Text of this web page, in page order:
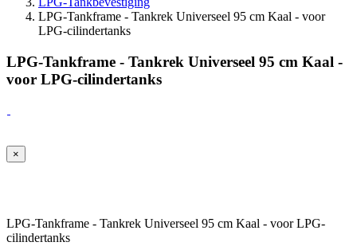
LPG-Tankframe - Tankrek Universeel 95 cm Kaal - voor
LPG-cilindertanks
LPG-Tankframe - Tankrek Universeel 95 cm Kaal -
voor LPG-cilindertanks
×
LPG-Tankframe - Tankrek Universeel 95 cm Kaal - voor LPG-
cilindertanks